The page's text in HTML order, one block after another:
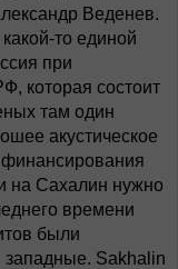
Веденев.
то единой
при
которая состоит
там один
акустическое
на Сахалин нужно
времени
были
Sakhalin